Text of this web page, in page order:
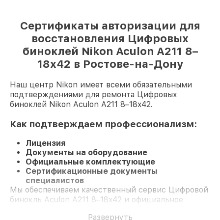
Сертификаты авторизации для
восстановления Цифровых
биноклей Nikon Aculon A211 8–
18x42 в Ростове-на-Дону
Наш центр Nikon имеет всеми обязательными
подтверждениями для ремонта Цифровых
биноклей Nikon Aculon A211 8–18x42.
Как подтверждаем профессионализм:
Лицензия
Документы на оборудование
Официальные комплектующие
Сертификационные документы
специалистов
Мы обеспечиваем качественный сервис Цифровой
бинокль Aculon A211 8–18x42 и официальное
Развернуть